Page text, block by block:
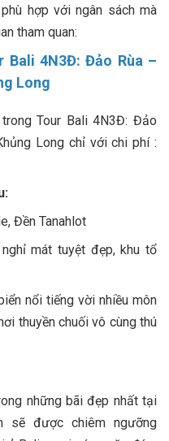
hợp với ngân sách mà
tham quan:
Bali 4N3Đ: Đảo Rùa –
Long
Tour Bali 4N3Đ: Đảo
Long chỉ với chi phí :
Đền Tanahlot
nghỉ mát tuyệt đẹp, khu tổ
nổi tiếng vời nhiều môn
thuyền chuối vô cùng thú
những bãi đẹp nhất tại
sẽ được chiêm ngưỡng